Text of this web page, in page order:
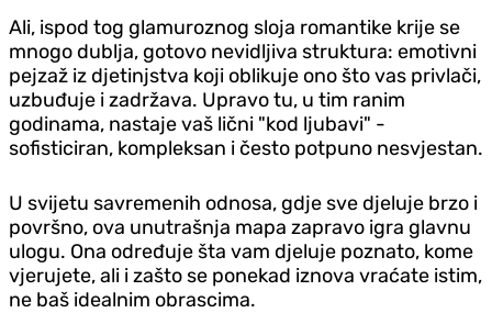
Ali, ispod tog glamuroznog sloja romantike krije se
mnogo dublja, gotovo nevidljiva struktura: emotivni
pejzaž iz d‌jetinjstva koji oblikuje ono što vas privlači,
uzbuđuje i zadržava. Upravo tu, u tim ranim
godinama, nastaje vaš lični "kod ljubavi" -
sofisticiran, kompleksan i često potpuno nesvjestan.
U svijetu savremenih odnosa, gd‌je sve d‌jeluje brzo i
površno, ova unutrašnja mapa zapravo igra glavnu
ulogu. Ona određuje šta vam d‌jeluje poznato, kome
vjerujete, ali i zašto se ponekad iznova vraćate istim,
ne baš idealnim obrascima.